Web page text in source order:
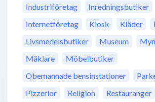
Industriföretag
Inredningsbutiker
Internetföretag
Kiosk Kläder
Livsmedelsbutiker
Museum
Mäklare
Möbelbutiker
Obemannade bensinstationer
Pizzerior
Religion Restauranger